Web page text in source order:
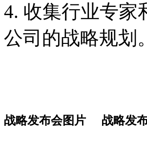
4. 收集行业专家
公司的战略规划。
战略发布会图片 战略发